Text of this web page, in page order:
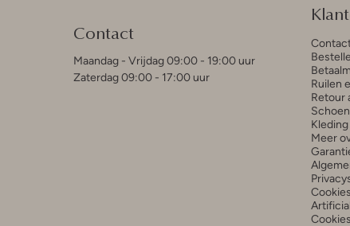
Contact
Maandag - Vrijdag 09:00 - 19:00 uur
Zaterdag 09:00 - 17:00 uur
Ruilen
Retour
Meer
Cookies